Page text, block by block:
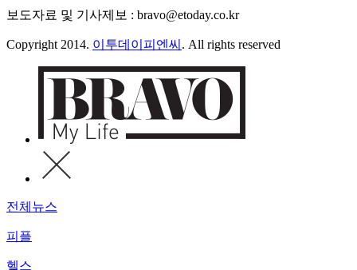
보도자료 및 기사제보 : bravo@etoday.co.kr
Copyright 2014. 이투데이피엔씨 . All rights reserved
전체뉴스
피플
헬스